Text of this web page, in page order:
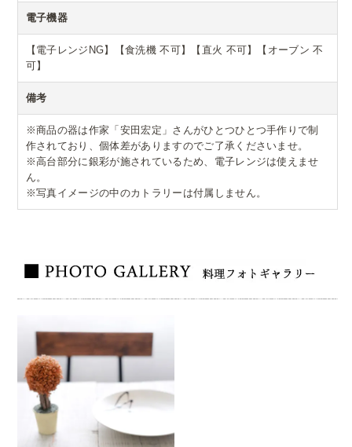
電子機器
【電子レンジNG】【食洗機 不可】【直火 不可】【オーブン 不
可】
備考
※商品の器は作家「安田宏定」さんがひとつひとつ手作りで制
作されており、個体差がありますのでご了承くださいませ。
※高台部分に銀彩が施されているため、電子レンジは使えませ
ん。
※写真イメージの中のカトラリーは付属しません。